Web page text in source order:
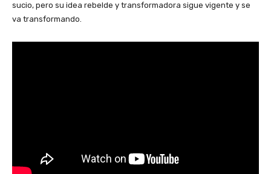
sucio, pero su idea rebelde y transformadora sigue vigente y se
va transformando.